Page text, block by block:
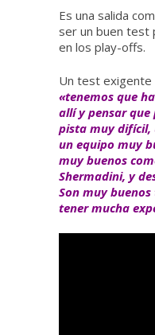
Es una salida
ser un buen test
en los play-offs.
Un test exigente
«tenemos que
allí y pensar que
pista muy difícil,
un equipo muy
muy buenos
Shermadini, y
Son muy
tener mucha